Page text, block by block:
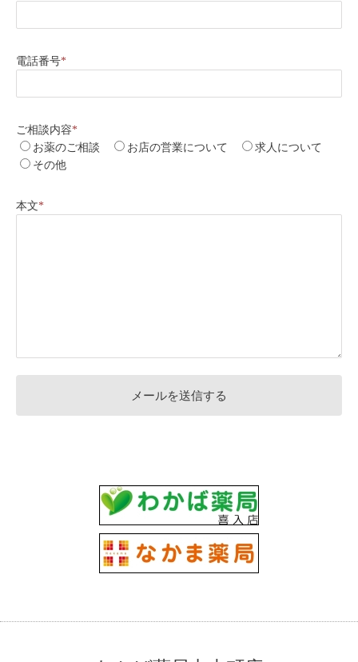
電話番号*
ご相談内容*
お薬のご相談
お店の営業について
求人について
その他
本文*